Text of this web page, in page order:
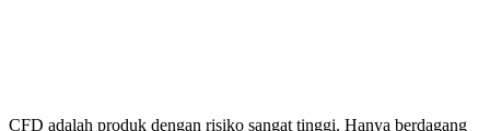
CFD adalah produk dengan risiko sangat tinggi. Hanya berdagang